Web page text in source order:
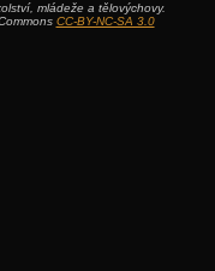
mládeže a tělovýchovy.
CC-BY-NC-SA 3.0